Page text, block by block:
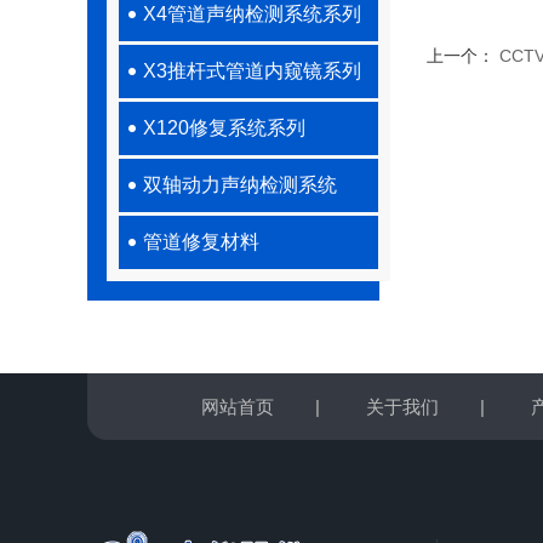
X4管道声纳检测系统系列
X3推杆式管道内窥镜系列
X120修复系统系列
双轴动力声纳检测系统
管道修复材料
上一个：
网站首页 | 关于我们 |